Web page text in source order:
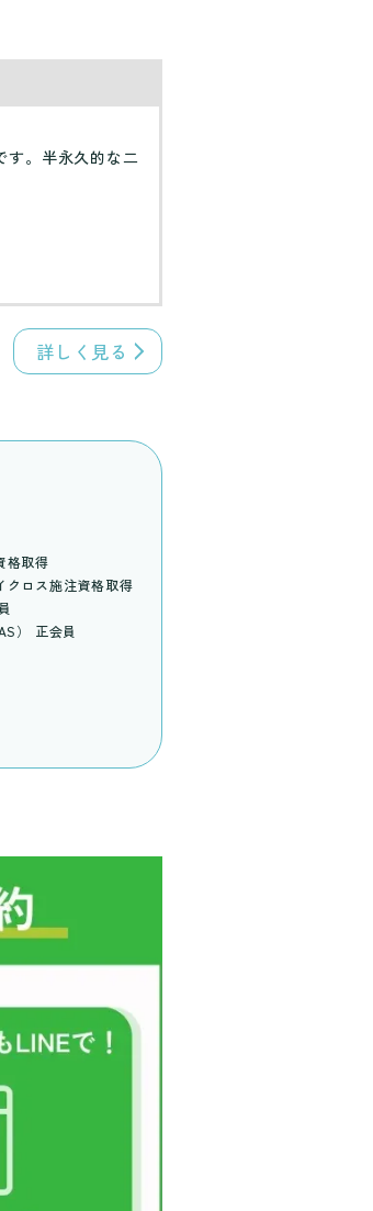
す。半永久的な二
詳しく見る
格取得
クロス施注資格取得
） 正会員